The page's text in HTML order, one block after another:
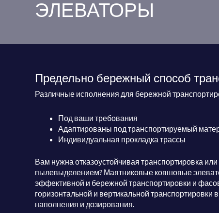
ЭЛЕВАТОРЫ
Предельно бережный способ
Различные исполнения для бережной
Под ваши требования
Адаптированы под транспортируемый
Индивидуальная прокладка трассы
Вам нужна отказоустойчивая транспортировка
пылевыделением? Маятниковые ковшовые
эффективной и бережной транспортировки и
горизонтальной и вертикальной
наполнения и дозирования.